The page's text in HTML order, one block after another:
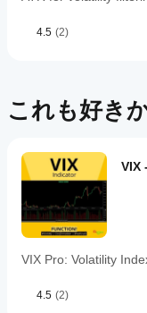
4.5 (2)
これも好き
VIX
VIX Pro: Volatility
4.5 (2)